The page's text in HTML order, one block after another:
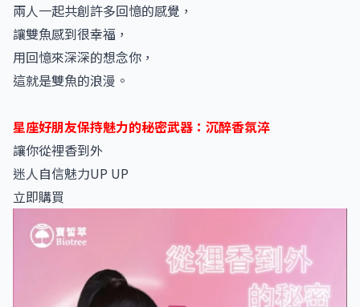
兩人一起共創許多回憶的感覺，
讓雙魚感到很幸福，
用回憶來深深的想念你，
這就是雙魚的浪漫。
星座好朋友保持魅力的秘密武器：沉醉香氛淬
讓你從裡香到外
迷人自信魅力UP UP
立即購買